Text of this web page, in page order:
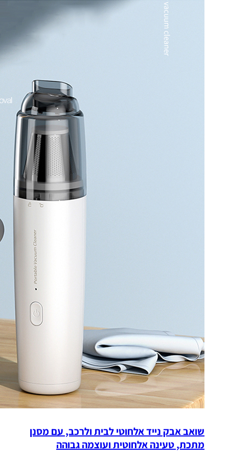
שואב אבק נייד אלחוטי לבית ולרכב, עם מסנן
מתכת, טעינה אלחוטית ועוצמה גבוהה